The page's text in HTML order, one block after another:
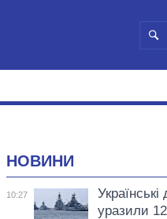
НОВИНИ
10:27
уразили